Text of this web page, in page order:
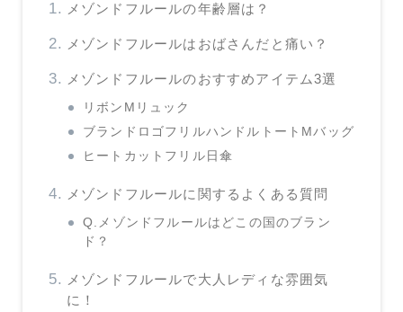
メゾンドフルールの年齢層は？
メゾンドフルールはおばさんだと痛い？
メゾンドフルールのおすすめアイテム3選
リボンMリュック
ブランドロゴフリルハンドルトートMバッグ
ヒートカットフリル日傘
メゾンドフルールに関するよくある質問
Q.メゾンドフルールはどこの国のブラン
ド？
メゾンドフルールで大人レディな雰囲気
に！